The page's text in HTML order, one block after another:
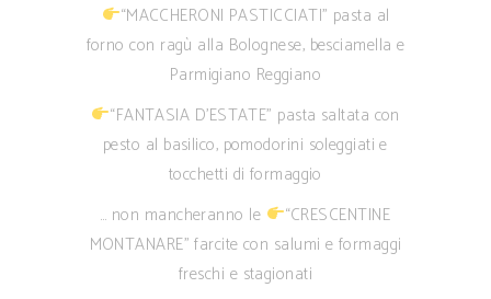
“MACCHERONI PASTICCIATI” pasta al
forno con ragù alla Bolognese, besciamella e
Parmigiano Reggiano
“FANTASIA D’ESTATE” pasta saltata con
pesto al basilico, pomodorini soleggiati e
tocchetti di formaggio
… non mancheranno le
“CRESCENTINE
MONTANARE” farcite con salumi e formaggi
freschi e stagionati